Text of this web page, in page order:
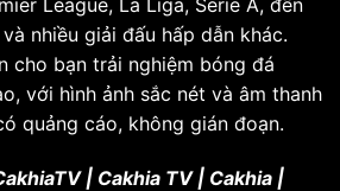
nhiều giải đấu hấp dẫn khác.
cho bạn trải nghiệm bóng đá
với hình ảnh sắc nét và âm thanh
quảng cáo, không gián đoạn.
| Cakhia TV | Cakhia |